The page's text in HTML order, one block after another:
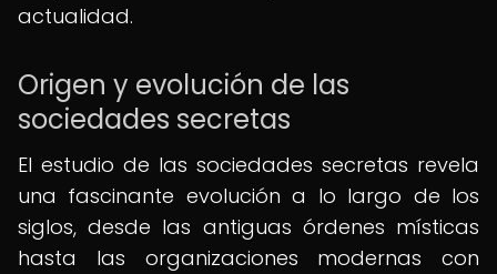
actualidad.
Origen y evolución de las
sociedades secretas
El estudio de las sociedades secretas revela
una fascinante evolución a lo largo de los
siglos, desde las antiguas órdenes místicas
hasta las organizaciones modernas con